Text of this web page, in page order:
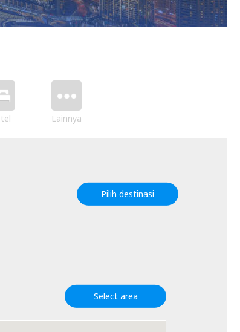
Lainnya
Pilih destinasi
Select area